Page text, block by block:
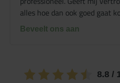
alles hoe dan ook goed gaat
Beveelt ons aan
8.8 /